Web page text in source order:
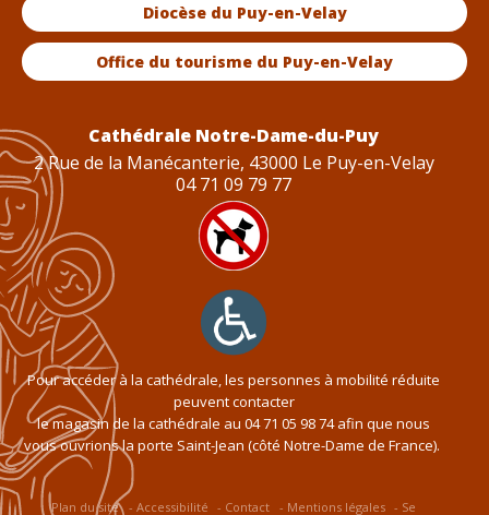
Diocèse du Puy-en-Velay
Office du tourisme du Puy-en-Velay
Cathédrale Notre-Dame-du-Puy
2 Rue de la Manécanterie, 43000 Le Puy-en-Velay
04 71 09 79 77
Pour accéder à la cathédrale, les personnes à mobilité réduite
peuvent contacter
le magasin de la cathédrale au 04 71 05 98 74afin que nous
vous ouvrions la porte Saint-Jean (côté Notre-Dame de France).
Plan du site Accessibilité Contact Mentions légales
Se